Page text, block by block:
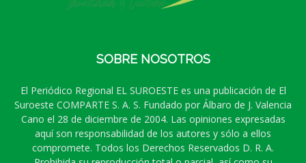
SOBRE NOSOTROS
El Periódico Regional EL SUROESTE es una publicación de El
Suroeste COMPARTE S. A. S. Fundado por Álbaro de J. Valencia
Cano el 28 de diciembre de 2004. Las opiniones expresadas
aquí son responsabilidad de los autores y sólo a ellos
compromete. Todos los Derechos Reservados D. R. A.